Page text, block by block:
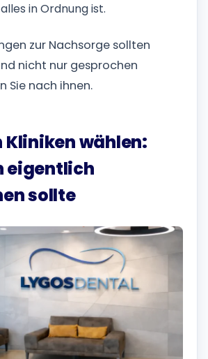
in Ordnung ist.
zur Nachsorge sollten
nicht nur gesprochen
Sie nach ihnen.
Kliniken wählen:
eigentlich
sollte